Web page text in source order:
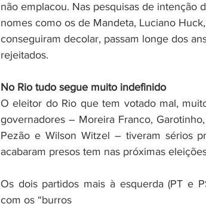
não emplacou. Nas pesquisas de intenção
nomes como os de Mandeta, Luciano
conseguiram decolar, passam longe dos
rejeitados.
No Rio tudo segue muito indefinido
O eleitor do Rio que tem votado mal,
governadores – Moreira Franco,
Pezão e Wilson Witzel – tiveram sérios
acabaram presos tem nas próximas
Os dois partidos mais à esquerda (PT e
com os “burros